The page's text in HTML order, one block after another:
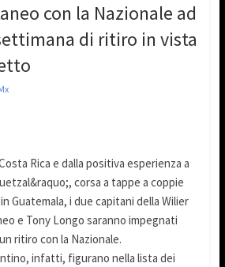
con la Nazionale ad
di ritiro in vista
Rica e dalla positiva esperienza a
corsa a tappe a coppie
Guatemala, i due capitani della Wilier
e Tony Longo saranno impegnati
ritiro con la Nazionale.
infatti, figurano nella lista dei